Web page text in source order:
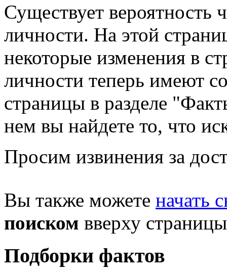
Существует вероятность
личности. На этой
некоторые изменения в
личности теперь имеют
страницы в разделе
нем вы найдете то, что
Просим извинения за
Вы также можете начать
поиском вверху
Подборки фактов